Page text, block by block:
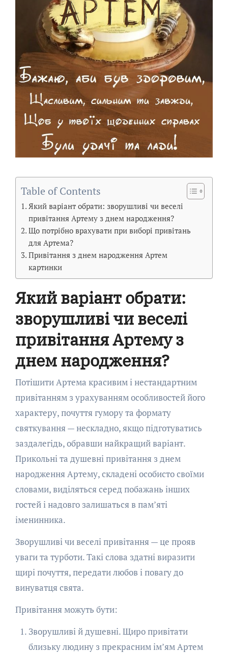
Table of Contents
Який варіант обрати: зворушливі чи веселі
привітання Артему з днем народження?
Що потрібно врахувати при виборі привітань
для Артема?
Привітання з днем народження Артем
картинки
Який варіант обрати:
зворушливі чи веселі
привітання Артему з
днем народження?
Потішити Артема красивим і нестандартним
привітанням з урахуванням особливостей його
характеру, почуття гумору та формату
святкування — нескладно, якщо підготуватись
заздалегідь, обравши найкращий варіант.
Прикольні та душевні привітання з днем
народження Артему, складені особисто своїми
словами, виділяться серед побажань інших
гостей і надовго залишаться в пам’яті
іменинника.
Зворушливі чи веселі привітання — це прояв
уваги та турботи. Такі слова здатні виразити
щирі почуття, передати любов і повагу до
винуватця свята.
Привітання можуть бути:
Зворушливі й душевні. Щиро привітати
близьку людину з прекрасним ім’ям Артем